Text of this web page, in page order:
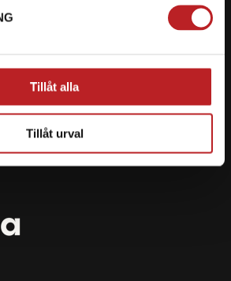
Tillåt alla
Tillåt urval
79177 Falun
betalsätt. Dina köp är alltid